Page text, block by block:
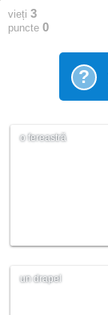
vieți 3
puncte 0
?
o fereastră
un drapel